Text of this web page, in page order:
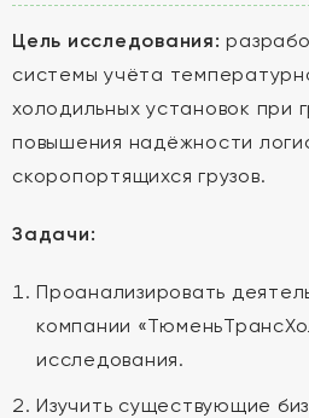
Цель исследования:
системы учёта
холодильных установок при
повышения надёжности
скоропортящихся грузов.
Задачи:
Проанализировать
компании
исследования.
Изучить существующие